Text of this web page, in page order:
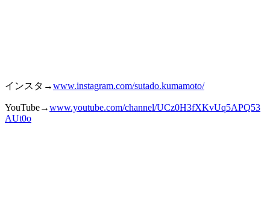
インスタ→www.instagram.com/sutado.kumamoto/
YouTube→www.youtube.com/channel/UCz0H3fXKvUq5APQ53
AUt0o